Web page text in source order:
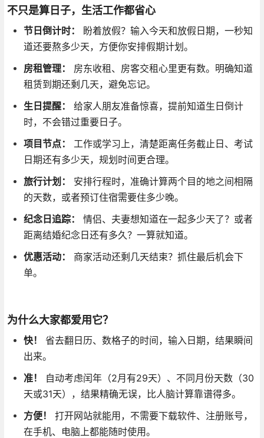
不只是算日子，生活工作都省心
节日倒计时：
盼着放假？输入今天和放假日期，一秒知
道还要熬多少天，方便你安排假期计划。
房租管理：
房东收租、房客交租心里更有数。明确知道
租赁到期还剩几天，避免忘记。
生日提醒：
给家人朋友准备惊喜，提前知道生日倒计
时，不会错过重要日子。
项目节点：
工作或学习上，清楚距离任务截止日、考试
日期还有多少天，规划时间更合理。
旅行计划：
安排行程时，准确计算两个目的地之间相隔
的天数，或者预订住宿需要住多少晚。
纪念日追踪：
情侣、夫妻想知道在一起多少天了？或者
距离结婚纪念日还有多久？一算就知道。
优惠活动：
商家活动还剩几天结束？抓住最后机会下
单。
为什么大家都爱用它？
快！
省去翻日历、数格子的时间，输入日期，结果瞬间
出来。
准！
自动考虑闰年（2月有29天）、不同月份天数（30
天或31天），结果精确无误，比人脑计算靠谱得多。
方便！
打开网站就能用，不需要下载软件、注册账号，
在手机、电脑上都能随时使用。